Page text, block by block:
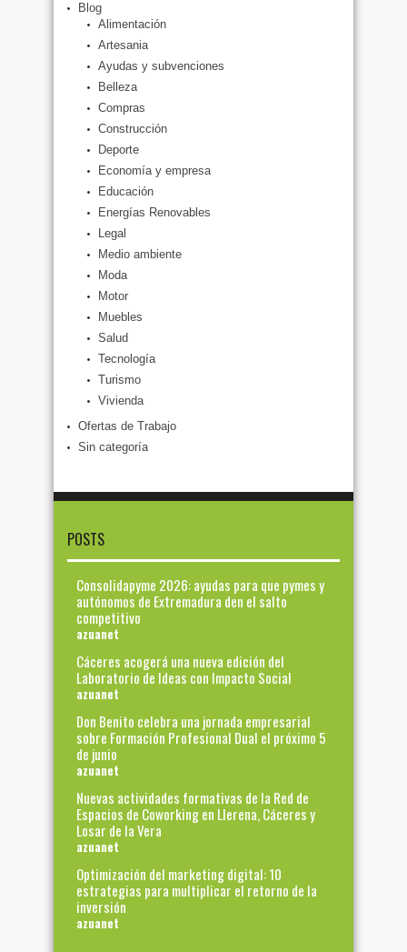
Blog
Alimentación
Artesania
Ayudas y subvenciones
Belleza
Compras
Construcción
Deporte
Economía y empresa
Educación
Energías Renovables
Legal
Medio ambiente
Moda
Motor
Muebles
Salud
Tecnología
Turismo
Vivienda
Ofertas de Trabajo
Sin categoría
POSTS
Consolidapyme 2026: ayudas para que pymes y
autónomos de Extremadura den el salto
competitivo
azuanet
Cáceres acogerá una nueva edición del
Laboratorio de Ideas con Impacto Social
azuanet
Don Benito celebra una jornada empresarial
sobre Formación Profesional Dual el próximo 5
de junio
azuanet
Nuevas actividades formativas de la Red de
Espacios de Coworking en Llerena, Cáceres y
Losar de la Vera
azuanet
Optimización del marketing digital: 10
estrategias para multiplicar el retorno de la
inversión
azuanet